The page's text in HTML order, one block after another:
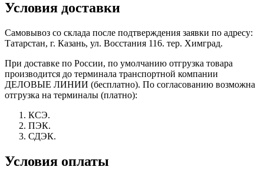
Условия доставки
Самовывоз со склада после подтверждения заявки по адресу:
Татарстан, г. Казань, ул. Восстания 116. тер. Химград.
При доставке по России, по умолчанию отгрузка товара
производится до терминала транспортной компании
ДЕЛОВЫЕ ЛИНИИ (бесплатно). По согласованию возможна
отгрузка на терминалы (платно):
КСЭ.
ПЭК.
СДЭК.
Условия оплаты